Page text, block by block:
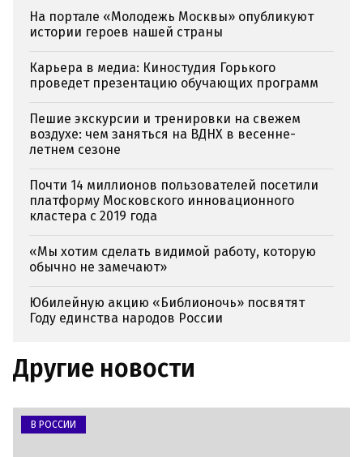
На портале «Молодежь Москвы» опубликуют
истории героев нашей страны
Карьера в медиа: Киностудия Горького
проведет презентацию обучающих программ
Пешие экскурсии и тренировки на свежем
воздухе: чем заняться на ВДНХ в весенне-
летнем сезоне
Почти 14 миллионов пользователей посетили
платформу Московского инновационного
кластера с 2019 года
«Мы хотим сделать видимой работу, которую
обычно не замечают»
Юбилейную акцию «Библионочь» посвятят
Году единства народов России
Другие новости
В РОССИИ